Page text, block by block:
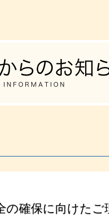
の確保に向けたご